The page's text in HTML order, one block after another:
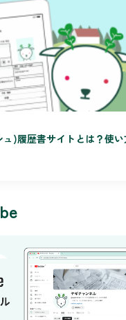
ュ)履歴書サイトとは？使